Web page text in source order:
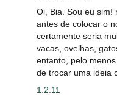
Oi, Bia. Sou eu sim!
antes de colocar o
certamente seria
vacas, ovelhas,
entanto, pelo
de trocar uma ideia
1.2.11